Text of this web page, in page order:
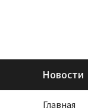
Новости
Главная